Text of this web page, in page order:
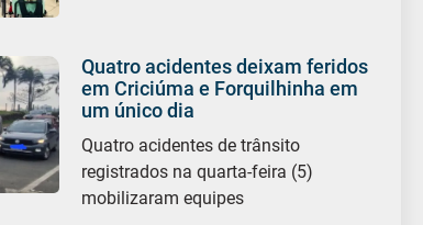
Quatro acidentes deixam feridos
em Criciúma e Forquilhinha em
um único dia
Quatro acidentes de trânsito
registrados na quarta-feira (5)
mobilizaram equipes